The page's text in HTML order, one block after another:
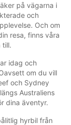
på vägarna i
och
Och om
resa, finns våra
till.
idag och
om du vill
och Sydney
Australiens
dina äventyr.
hyrbil från